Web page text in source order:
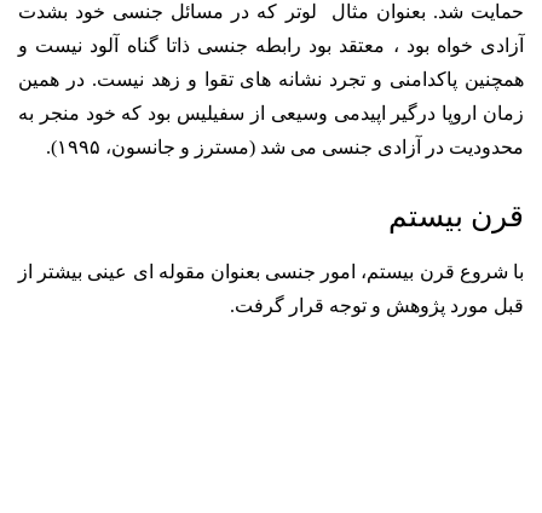
حمایت شد. بعنوان مثال لوتر که در مسائل جنسی خود بشدت
آزادی­ خواه بود ، معتقد بود رابطه جنسی ذاتا گناه آلود نیست و
همچنین پاکدامنی و تجرد نشانه های تقوا و زهد نیست. در همین
زمان اروپا درگیر اپیدمی وسیعی از سفیلیس بود که خود منجر به
محدودیت در آزادی جنسی می­ شد (مسترز و جانسون، ۱۹۹۵).
قرن بیستم
با شروع قرن بیستم، امور جنسی بعنوان مقوله ای عینی بیشتر از
قبل مورد پژوهش و توجه قرار گرفت.